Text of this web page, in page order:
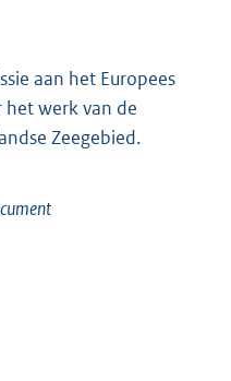
aan het Europees
het werk van de
Zeegebied.